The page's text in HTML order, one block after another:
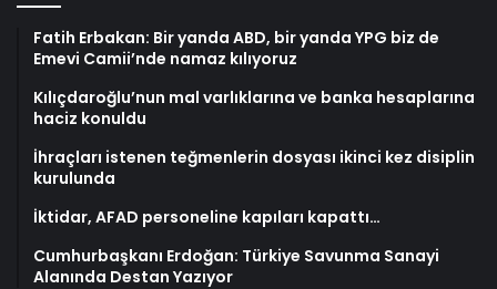
Fatih Erbakan: Bir yanda ABD, bir yanda YPG biz de
Emevi Camii’nde namaz kılıyoruz
Kılıçdaroğlu’nun mal varlıklarına ve banka hesaplarına
haciz konuldu
İhraçları istenen teğmenlerin dosyası ikinci kez disiplin
kurulunda
İktidar, AFAD personeline kapıları kapattı…
Cumhurbaşkanı Erdoğan: Türkiye Savunma Sanayi
Alanında Destan Yazıyor